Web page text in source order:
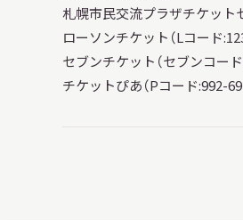
札幌市民交流プラザチケット
ローソンチケット（Lコード
セブンチケット（セブンコード
チケットぴあ（Pコード:992-